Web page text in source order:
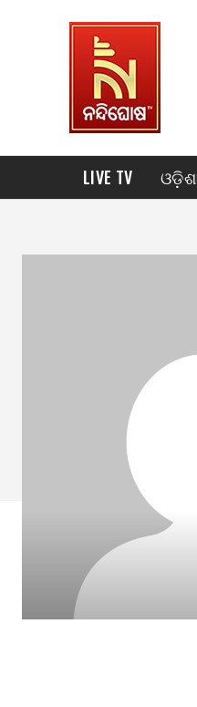
LIVE TV